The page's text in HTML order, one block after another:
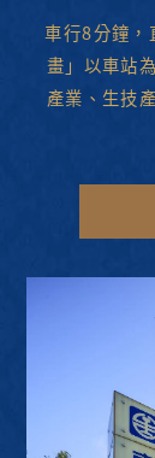
車行8分鐘，
畫」以車站
產業、生技